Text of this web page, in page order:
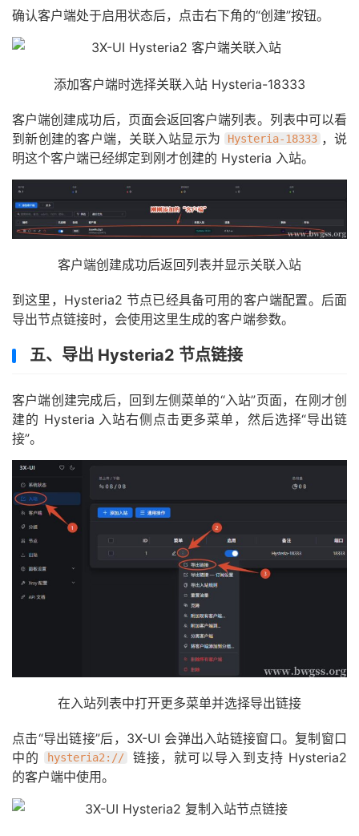
确认客户端处于启用状态后，点击右下角的“创建”按钮。
添加客户端时选择关联入站 Hysteria-18333
客户端创建成功后，页面会返回客户端列表。列表中可以看
到新创建的客户端，关联入站显示为
Hysteria-18333 ，说
明这个客户端已经绑定到刚才创建的 Hysteria 入站。
客户端创建成功后返回列表并显示关联入站
到这里，Hysteria2 节点已经具备可用的客户端配置。后面
导出节点链接时，会使用这里生成的客户端参数。
五、导出 Hysteria2 节点链接
客户端创建完成后，回到左侧菜单的“入站”页面，在刚才创
建的 Hysteria 入站右侧点击更多菜单，然后选择“导出链
接”。
在入站列表中打开更多菜单并选择导出链接
点击“导出链接”后，3X-UI 会弹出入站链接窗口。复制窗口
中的
hysteria2://
链接，就可以导入到支持 Hysteria2
的客户端中使用。